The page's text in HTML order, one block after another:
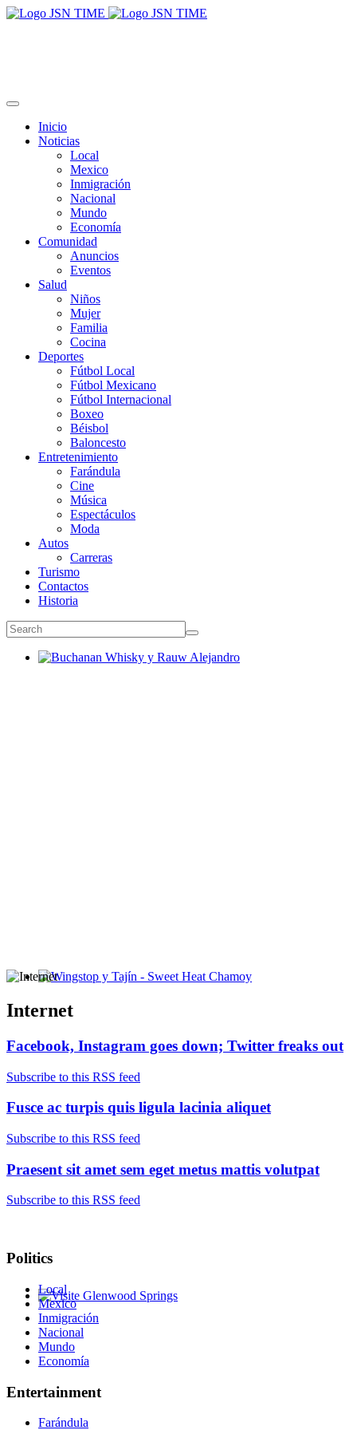
Inicio
Noticias
Local
Mexico
Inmigración
Nacional
Mundo
Economía
Comunidad
Anuncios
Eventos
Salud
Niños
Mujer
Familia
Cocina
Deportes
Fútbol Local
Fútbol Mexicano
Fútbol Internacional
Boxeo
Béisbol
Baloncesto
Entretenimiento
Farándula
Cine
Música
Espectáculos
Moda
Autos
Carreras
Turismo
Contactos
Historia
Glenwood Springs - Bello y Encantador
Internet
Facebook, Instagram goes down; Twitter freaks out
Subscribe to this RSS feed
Fusce ac turpis quis ligula lacinia aliquet
Subscribe to this RSS feed
Praesent sit amet sem eget metus mattis volutpat
Subscribe to this RSS feed
Politics
Local
Mexico
Inmigración
Nacional
Mundo
Economía
Entertainment
Farándula